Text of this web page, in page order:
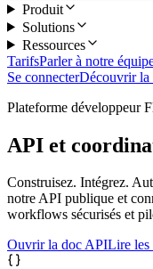
Produit
Solutions
Ressources
TarifsParler à notre
Se connecterDécouvrir la
Plateforme développeur
API et
Construisez. Intégrez.
notre API publique et
workflows sécurisés et
Ouvrir la doc APILire les